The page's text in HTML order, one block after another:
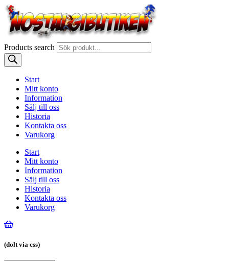
Products search
Start
Mitt konto
Information
Sälj till oss
Historia
Kontakta oss
Varukorg
Start
Mitt konto
Information
Sälj till oss
Historia
Kontakta oss
Varukorg
(dolt via css)